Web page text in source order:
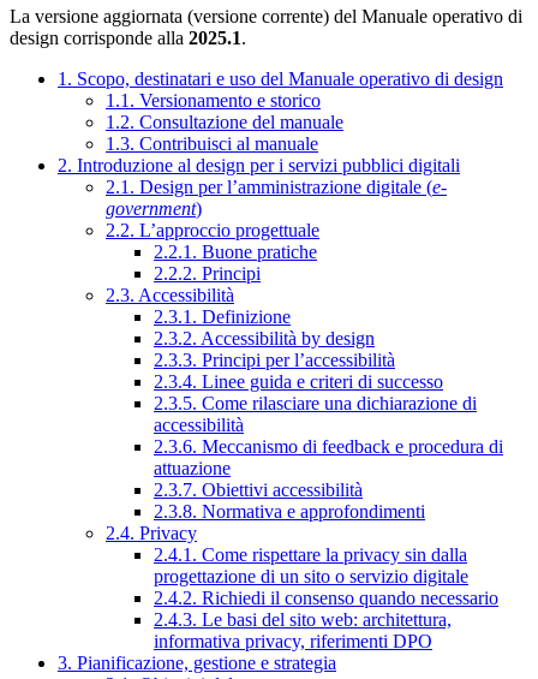
La versione aggiornata (versione corrente) del Manuale operativo di
design corrisponde alla 2025.1.
1. Scopo, destinatari e uso del Manuale operativo di design
1.1. Versionamento e storico
1.2. Consultazione del manuale
1.3. Contribuisci al manuale
2. Introduzione al design per i servizi pubblici digitali
2.1. Design per l’amministrazione digitale (e-
government)
2.2. L’approccio progettuale
2.2.1. Buone pratiche
2.2.2. Principi
2.3. Accessibilità
2.3.1. Definizione
2.3.2. Accessibilità by design
2.3.3. Principi per l’accessibilità
2.3.4. Linee guida e criteri di successo
2.3.5. Come rilasciare una dichiarazione di
accessibilità
2.3.6. Meccanismo di feedback e procedura di
attuazione
2.3.7. Obiettivi accessibilità
2.3.8. Normativa e approfondimenti
2.4. Privacy
2.4.1. Come rispettare la privacy sin dalla
progettazione di un sito o servizio digitale
2.4.2. Richiedi il consenso quando necessario
2.4.3. Le basi del sito web: architettura,
informativa privacy, riferimenti DPO
3. Pianificazione, gestione e strategia